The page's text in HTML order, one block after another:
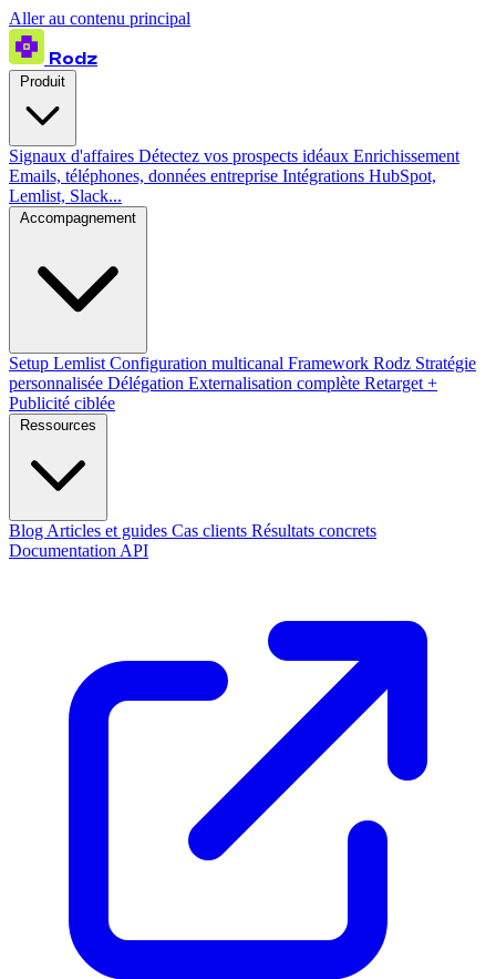
Aller au contenu principal
Rodz
Signaux d'affaires Détectez vos prospects idéaux Enrichissement
Emails, téléphones, données entreprise Intégrations HubSpot,
Lemlist, Slack...
Setup Lemlist Configuration multicanal Framework Rodz Stratégie
personnalisée Délégation Externalisation complète Retarget +
Publicité ciblée
Blog Articles et guides Cas clients Résultats concrets
Documentation API